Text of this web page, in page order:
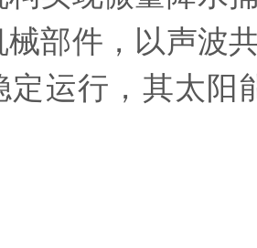
械部件，以声波
定运行，其太阳